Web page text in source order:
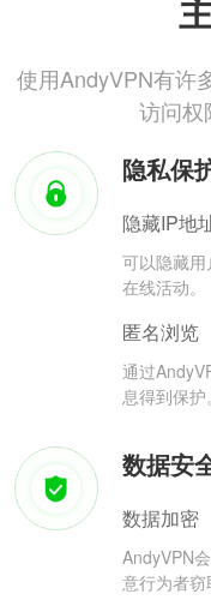
使用AndyVPN有许
访问权
隐私保
隐藏IP地
可以隐藏
在线活动。
匿名浏览
通过
息得到保护。
数据安
数据加密
AndyVPN
意行为者窃